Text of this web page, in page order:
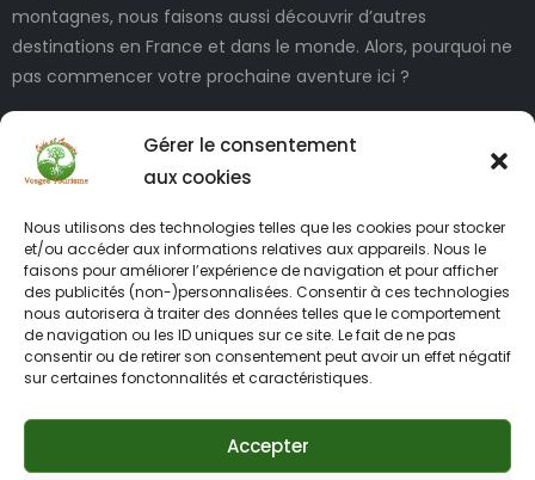
Gérer le consentement
aux cookies
Nous utilisons des technologies telles que les cookies pour stocker
et/ou accéder aux informations relatives aux appareils. Nous le
faisons pour améliorer l’expérience de navigation et pour afficher
des publicités (non-)personnalisées. Consentir à ces technologies
nous autorisera à traiter des données telles que le comportement
de navigation ou les ID uniques sur ce site. Le fait de ne pas
consentir ou de retirer son consentement peut avoir un effet négatif
sur certaines fonctonnalités et caractéristiques.
Accepter
montagnes, nous faisons aussi découvrir d’autres
destinations en France et dans le monde. Alors, pourquoi ne
pas commencer votre prochaine aventure ici ?
INFORMATIONS LÉGALES